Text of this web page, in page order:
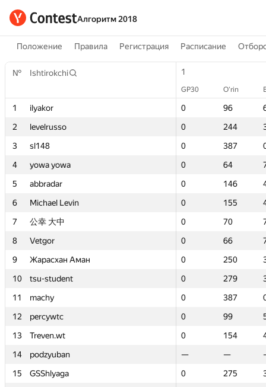
Алгоритм 2018
Положение Правила Регистрация Расписание
№ Ishtirokchi 1
GP30 O‘rin
1 ilyakor 0 96
2
levelrusso 0 244
3
sl148 0 387
4
yowa yowa 0 64
5
abbradar 0 146
6
Michael Levin 0 155
7
公幸 大中 0 70
8
Vetgor 0 66
9
Жарасхан Аман 0 250
10
tsu-student 0 279
11
machy 0 387
12
percywtc 0 99
13
Treven.wt 0 154
14
podzyuban — —
15
GSShlyaga 0 275
№ Ishtirokchi 1
GP30 O‘rin
1 ilyakor 0 96
2
levelrusso 0 244
3
sl148 0 387
4
yowa yowa 0 64
5
abbradar 0 146
6
Michael Levin 0 155
7
公幸 大中 0 70
8
Vetgor 0 66
9
Жарасхан Аман 0 250
10
tsu-student 0 279
11
machy 0 387
12
percywtc 0 99
13
Treven.wt 0 154
14
podzyuban — —
15
GSShlyaga 0 275